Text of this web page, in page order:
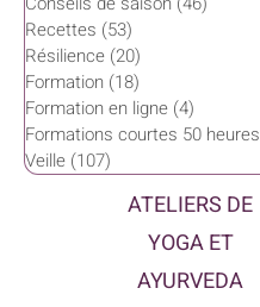
Recettes (53)
Résilience (20)
Formation (18)
Formation en ligne (4)
Formations courtes 50 heures
Veille (107)
ATELIERS DE
YOGA ET
AYURVEDA